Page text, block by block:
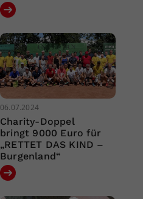
06.07.2024
Charity-Doppel
bringt 9000 Euro für
„RETTET DAS KIND –
Burgenland“